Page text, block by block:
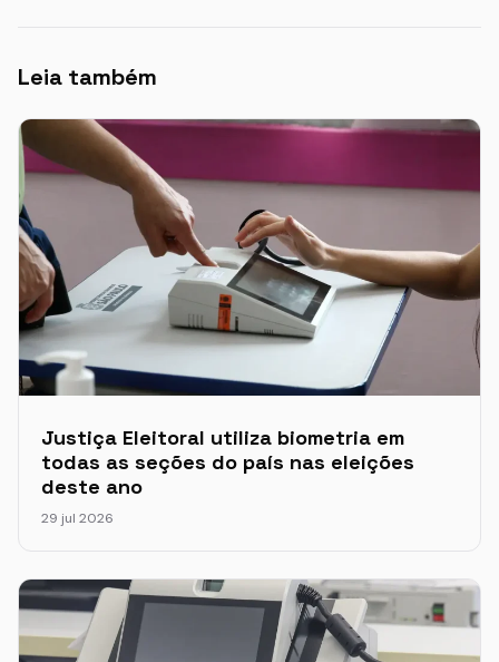
Leia também
Justiça Eleitoral utiliza biometria em
todas as seções do país nas eleições
deste ano
29 jul 2026